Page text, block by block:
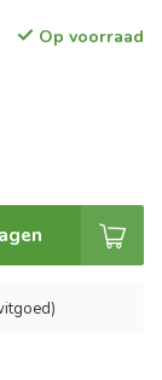
Op voorraad